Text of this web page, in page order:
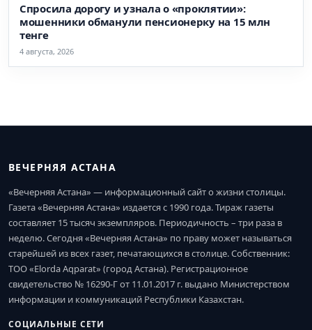
Спросила дорогу и узнала о «проклятии»:
мошенники обманули пенсионерку на 15 млн
тенге
4 августа, 2026
ВЕЧЕРНЯЯ АСТАНА
«Вечерняя Астана» — информационный сайт о жизни столицы.
Газета «Вечерняя Астана» издается с 1990 года. Тираж газеты
составляет 15 тысяч экземпляров. Периодичность – три раза в
неделю. Сегодня «Вечерняя Астана» по праву может называться
старейшей из всех газет, печатающихся в столице. Собственник:
ТОО «Elorda Aqparat» (город Астана). Регистрационное
свидетельство № 16290-Г от 11.01.2017 г. выдано Министерством
информации и коммуникаций Республики Казахстан.
СОЦИАЛЬНЫЕ СЕТИ